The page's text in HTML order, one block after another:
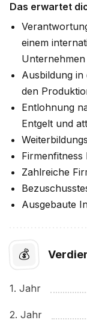
Das erwartet
einem
Unternehmen
Ausbildung
den
Entlohnung
Entgelt und
Firmenfitness
Zahlreiche
Ausgebaute
💰
1. Jahr
2. Jahr